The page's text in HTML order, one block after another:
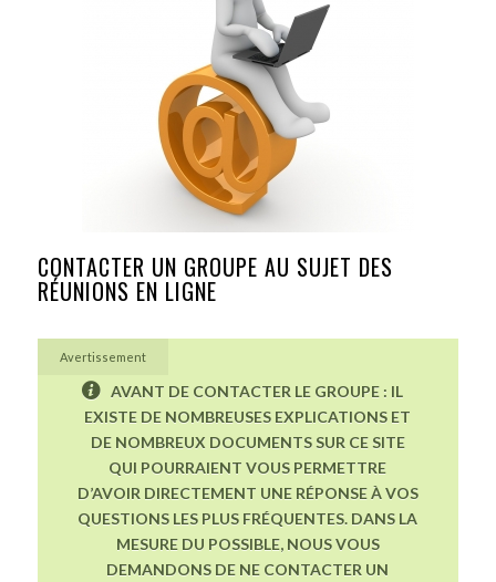
CONTACTER UN GROUPE AU SUJET DES
RÉUNIONS EN LIGNE
Avertissement
AVANT DE CONTACTER LE GROUPE : IL
EXISTE DE NOMBREUSES EXPLICATIONS ET
DE NOMBREUX DOCUMENTS SUR CE SITE
QUI POURRAIENT VOUS PERMETTRE
D’AVOIR DIRECTEMENT UNE RÉPONSE À VOS
QUESTIONS LES PLUS FRÉQUENTES. DANS LA
MESURE DU POSSIBLE, NOUS VOUS
DEMANDONS DE NE CONTACTER UN